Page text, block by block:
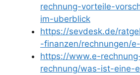
rechnung-vorteile-
im-uberblick
https://sevdesk.de/
-finanzen/rechnungen/
https://www.e-
rechnung/was-ist-eine-